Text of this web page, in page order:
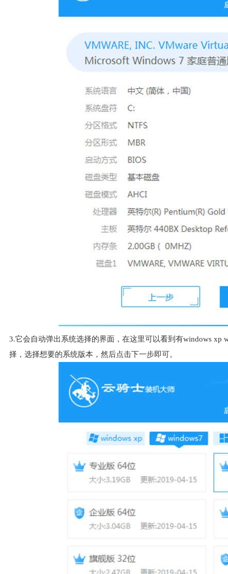
3.它会自动弹出系统选择的界面，在这里可以看到有windows xp
择，选择想要的系统版本，然后点击下一步即可。